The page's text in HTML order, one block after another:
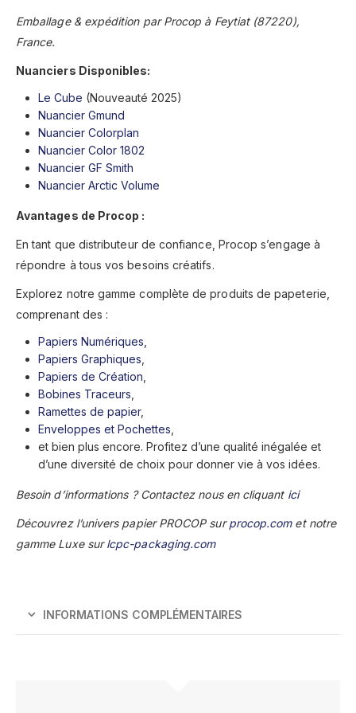
Emballage & expédition par Procop à Feytiat (87220),
France.
Nuanciers Disponibles:
Le Cube (Nouveauté 2025)
Nuancier Gmund
Nuancier Colorplan
Nuancier Color 1802
Nuancier GF Smith
Nuancier Arctic Volume
Avantages de Procop :
En tant que distributeur de confiance, Procop s’engage à
répondre à tous vos besoins créatifs.
Explorez notre gamme complète de produits de papeterie,
comprenant des :
Papiers Numériques,
Papiers Graphiques
Papiers de Création
Bobines Traceurs
Ramettes de papier,
Enveloppes et Pochettes
et bien plus encore. Profitez d’une qualité inégalée et
d’une diversité de choix pour donner vie à vos idées.
Besoin d’informations ? Contactez nous en cliquant ici
Découvrez l’univers papier PROCOP surprocop.comet notre
gamme Luxe surlcpc-packaging.com
INFORMATIONS COMPLÉMENTAIRES